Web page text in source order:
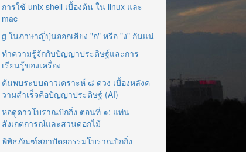
การใช้ unix shell เบื้องต้น ใน linux และ
mac
g ในภาษาญี่ปุ่นออกเสียง "ก" หรือ "ง" กันแน่
ทำความรู้จักกับปัญญาประดิษฐ์และการ
เรียนรู้ของเครื่อง
ค้นพบระบบดาวเคราะห์ ๘ ดวง เบื้องหลังค
วามสำเร็จคือปัญญาประดิษฐ์ (AI)
หอดูดาวโบราณปักกิ่ง ตอนที่ ๑: แท่น
สังเกตการณ์และสวนดอกไม้
พิพิธภัณฑ์สถาปัตยกรรมโบราณปักกิ่ง